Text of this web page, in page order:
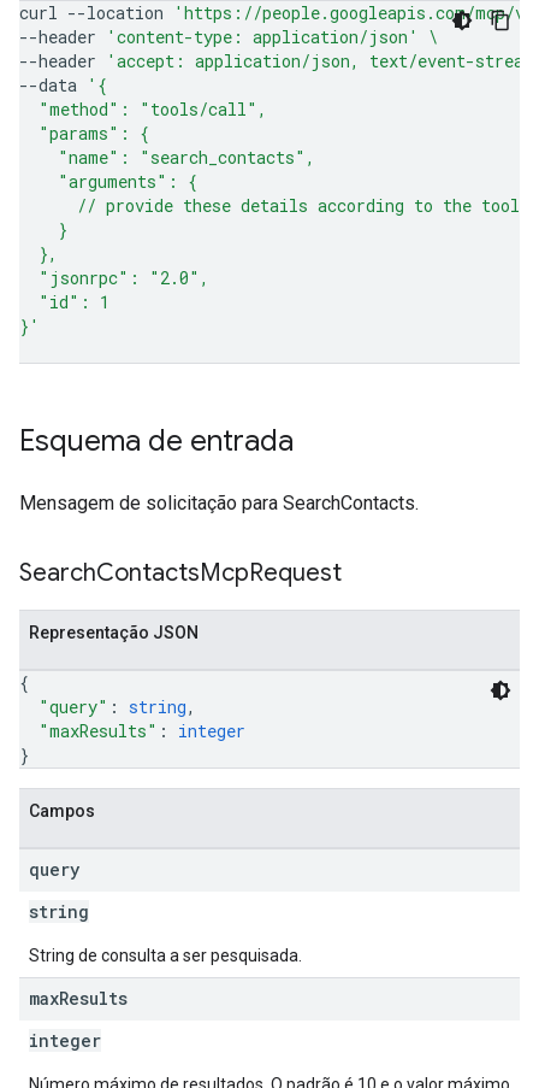
curl --location
'https://people.googleapis.com/mcp/
--header
'content-type: application/json'
\
--header
'accept: application/json, text/event-
--data '{
  "method": "tools/call",
  "params": {
    "name": "search_contacts",
    "arguments": {
// provide these details according to the tool
    }
  },
  "jsonrpc": "2.0",
  "id": 1
}'
Esquema de entrada
Mensagem de solicitação para SearchContacts.
SearchContactsMcpRequest
Representação JSON
{
"query" : string,
"maxResults" : integer
}
Campos
query
string
String de consulta a ser pesquisada.
maxResults
integer